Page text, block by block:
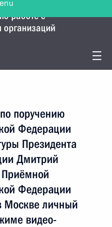
работе с
поручению
Федерации
Президента
Дмитрий
Федерации
Москве личный
видео-